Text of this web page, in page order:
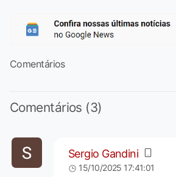
Comentários
Comentários (3)
Sergio Gandini
15/10/2025 17:41:01